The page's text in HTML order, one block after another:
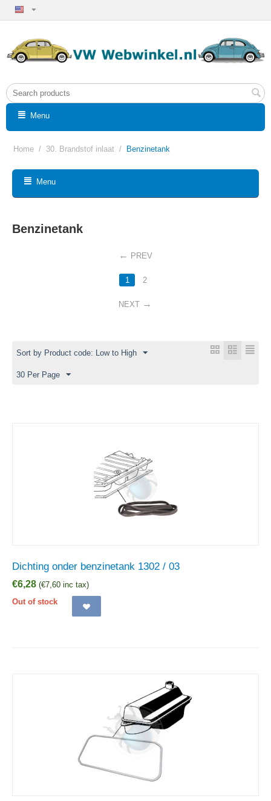
Menu
Home / 30. Brandstof inlaat / Benzinetank
Menu
Benzinetank
PREV
1 2
NEXT
Sort by Product code: Low to High
30 Per Page
Dichting onder benzinetank 1302 / 03
€6,28 (€7,60 inc tax)
Out of stock